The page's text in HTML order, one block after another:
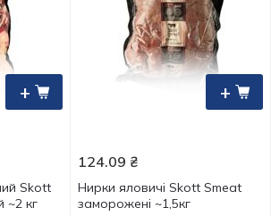
+
Skott
~2 кг
+
124.09 ₴
Нирки яловичі Skott Smeat
заморожені ~1,5кг